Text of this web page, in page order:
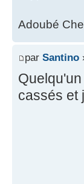
Adoubé
par Santino
cassés et